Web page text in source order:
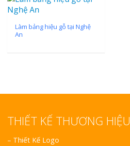
Làm bảng hiệu gỗ tại Nghệ
An
THIẾT KẾ THƯƠNG HIỆU
– Thiết Kế Logo